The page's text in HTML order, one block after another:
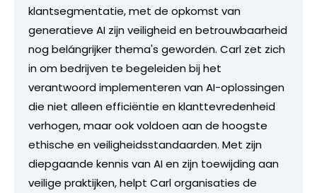
klantsegmentatie, met de opkomst van
generatieve AI zijn veiligheid en betrouwbaarheid
nog belángrijker thema's geworden. Carl zet zich
in om bedrijven te begeleiden bij het
verantwoord implementeren van AI-oplossingen
die niet alleen efficiëntie en klanttevredenheid
verhogen, maar ook voldoen aan de hoogste
ethische en veiligheidsstandaarden. Met zijn
diepgaande kennis van AI en zijn toewijding aan
veilige praktijken, helpt Carl organisaties de